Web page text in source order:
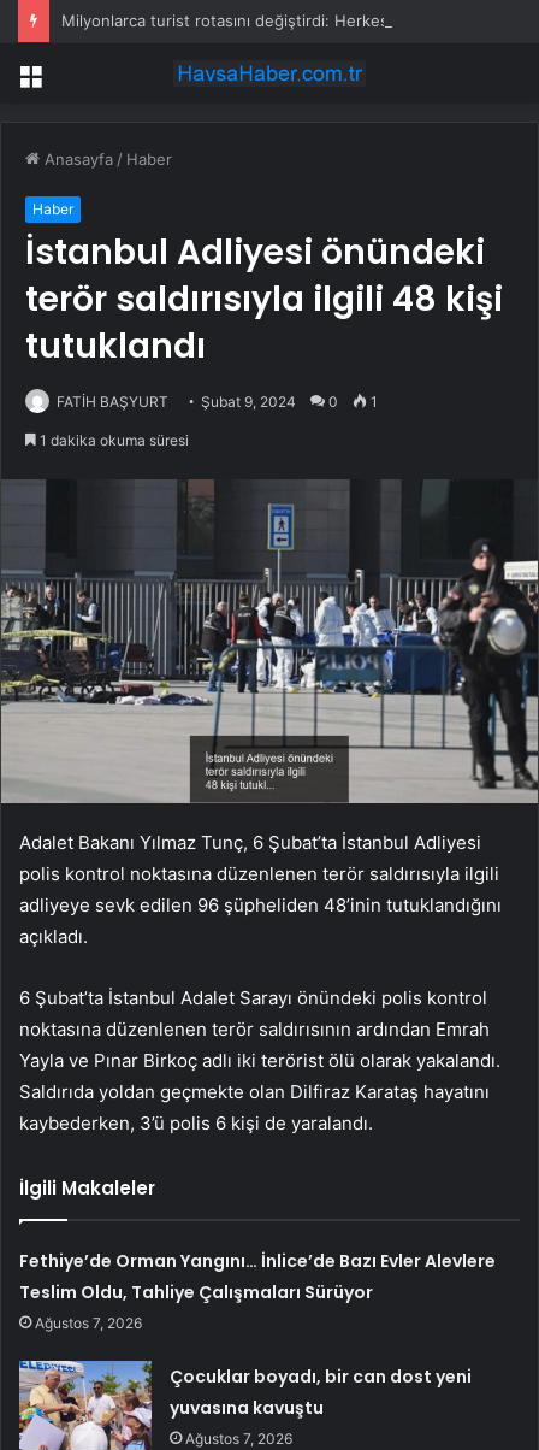
Menü
Anasayfa / Haber
Haber
İstanbul Adliyesi önündeki
terör saldırısıyla ilgili 48 kişi
tutuklandı
FATİH BAŞYURT Şubat 9, 2024 0 1
1 dakika okuma süresi
Adalet Bakanı Yılmaz Tunç, 6 Şubat’ta İstanbul Adliyesi
polis kontrol noktasına düzenlenen terör saldırısıyla ilgili
adliyeye sevk edilen 96 şüpheliden 48’inin tutuklandığını
açıkladı.
6 Şubat’ta İstanbul Adalet Sarayı önündeki polis kontrol
noktasına düzenlenen terör saldırısının ardından Emrah
Yayla ve Pınar Birkoç adlı iki terörist ölü olarak yakalandı.
Saldırıda yoldan geçmekte olan Dilfiraz Karataş hayatını
kaybederken, 3’ü polis 6 kişi de yaralandı.
İlgili Makaleler
Fethiye’de Orman Yangını… İnlice’de Bazı Evler Alevlere
Teslim Oldu, Tahliye Çalışmaları Sürüyor
Ağustos 7, 2026
Çocuklar boyadı, bir can dost yeni
yuvasına kavuştu
Ağustos 7, 2026